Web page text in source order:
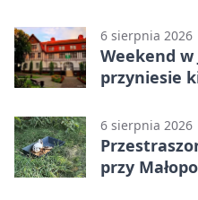
6 sierpnia 2026
Weekend
przyniesie
6 sierpnia 2026
przy